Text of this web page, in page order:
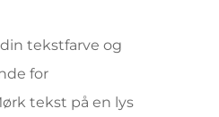
tekstfarve og
for
tekst på en lys